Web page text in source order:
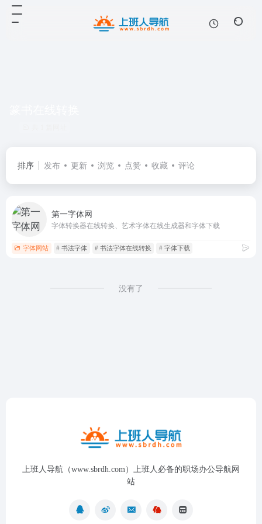
排序 发布 更新 浏览 点赞 收藏 评论
第一字体网
字体转换器在线转换、艺术字体在线生成器和字体下载
字体网站 # 书法字体 # 书法字体在线转换 # 字体下载
没有了
上班人导航（www.sbrdh.com）上班人必备的职场办公导航网
站